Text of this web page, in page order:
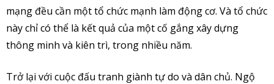
mạng đều cần một tổ chức mạnh làm động cơ. Và tổ chức
này chỉ có thể là kết quả của một cố gắng xây dựng
thông minh và kiên trì, trong nhiều năm.
Trở lại với cuộc đấu tranh giành tự do và dân chủ. Ngộ